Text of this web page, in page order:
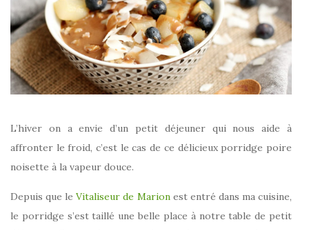
L’hiver on a envie d’un petit déjeuner qui nous aide à
affronter le froid, c’est le cas de ce délicieux porridge poire
noisette à la vapeur douce.
Depuis que leVitaliseur de Marion est entré dans ma cuisine,
le porridge s’est taillé une belle place à notre table de petit